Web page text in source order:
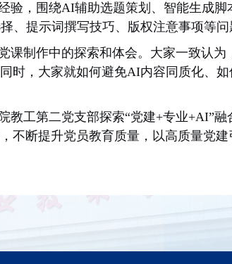
验，围绕AI辅助选题策划、智能生成
提示词撰写技巧、版权注意事项等问
课制作中的探索和体会。大家一致认
时，大家就如何避免AI内容同质化、
工第二党支部探索“党建+专业+AI”
断提升党员教育质量，以高质量党建